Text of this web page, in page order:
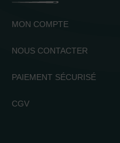
MON COMPTE
NOUS CONTACTER
PAIEMENT SÉCURISÉ
CGV